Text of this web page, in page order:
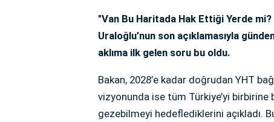
"Van Bu Haritada Hak Ettiği Yerde
Uraloğlu’nun son açıklamasıyla
aklıma ilk gelen soru bu oldu.
Bakan, 2028’e kadar doğrudan YHT
vizyonunda ise tüm Türkiye’yi
gezebilmeyi hedeflediklerini açıkladı.